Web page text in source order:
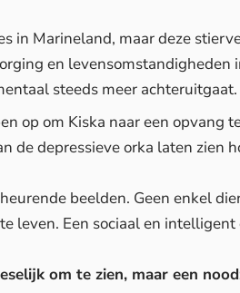
in Marineland, maar deze
en
steeds meer achteruitgaat.
op om Kiska naar een opvang
de depressieve orka laten zien
beelden. Geen enkel
leven. Een sociaal en
om te zien, maar een